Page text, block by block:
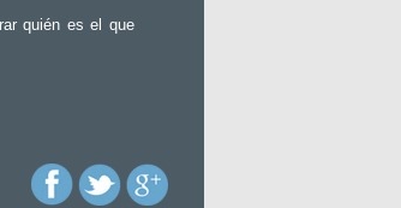
quién es el que